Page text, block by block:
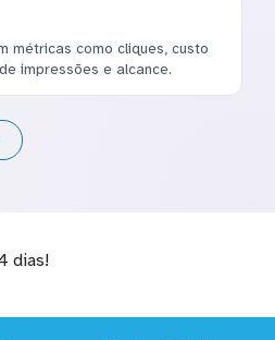
métricas como cliques, custo
impressões e alcance.
dias!